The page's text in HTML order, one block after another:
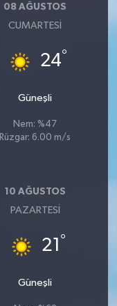
08 AĞUSTOS
CUMARTESI
24°
Güneşli
Nem: %47
Rüzgar: 6.00 m/s
10 AĞUSTOS
PAZARTESI
21 °
Güneşli